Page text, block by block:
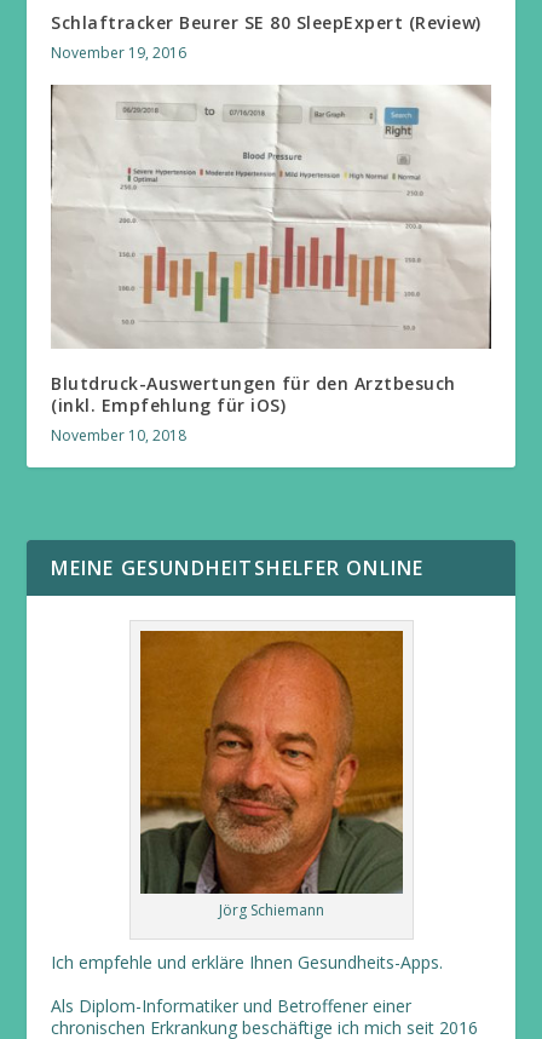
Schlaftracker Beurer SE 80 SleepExpert (Review)
November 19, 2016
Blutdruck-Auswertungen für den Arztbesuch
(inkl. Empfehlung für iOS)
November 10, 2018
MEINE GESUNDHEITSHELFER ONLINE
Jörg Schiemann
Ich empfehle und erkläre Ihnen Gesundheits-Apps.
Als Diplom-Informatiker und Betroffener einer
chronischen Erkrankung beschäftige ich mich seit 2016